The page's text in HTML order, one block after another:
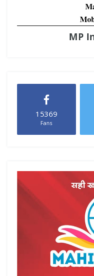
MP
15369
Fans